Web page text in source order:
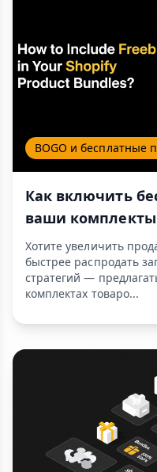
BOGO и бесплатные
Как включить
ваши комплекты
Хотите увеличить
быстрее распродать
стратегий —
комплектах товаро...